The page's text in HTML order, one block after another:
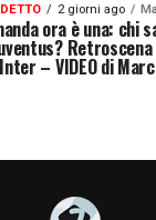
2 giorni ago
ora è una: chi
– VIDEO di